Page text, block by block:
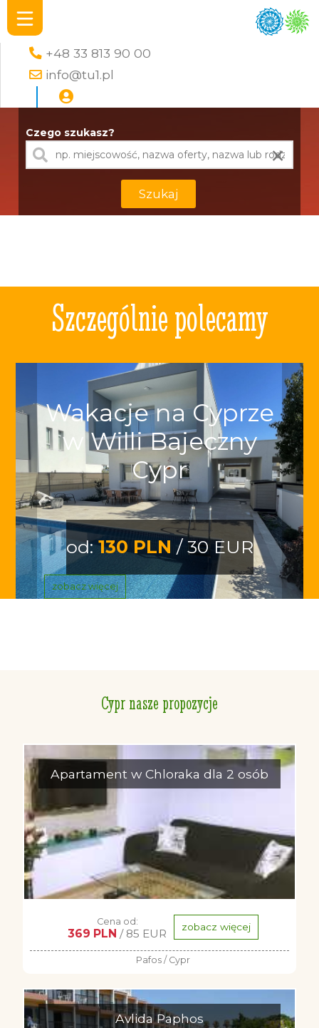
+48 33 813 90 00
info@tu1.pl
Czego szukasz?
×
Szukaj
Szczególnie polecamy
Wakacje na Cyprze
w Willi Bajeczny
Cypr
od:130 PLN / 30 EUR
zobacz więcej
Cypr nasze propozycje
Apartament w Chloraka dla 2 osób
Cena od:
369 PLN / 85 EUR zobacz więcej
Pafos / Cypr
Avlida Paphos